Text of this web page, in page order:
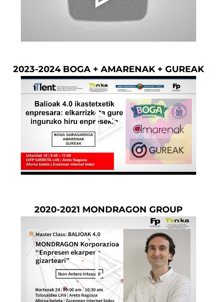
2023-2024 BOGA + AMARENAK + GUREAK
2020-2021 MONDRAGON GROUP